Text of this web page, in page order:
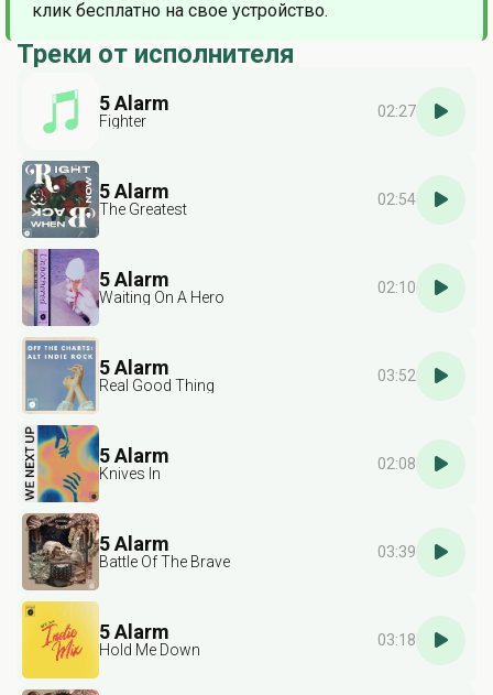
клик бесплатно на свое устройство.
Треки от исполнителя
5 Alarm
Fighter
02:27
5 Alarm
The Greatest
02:54
5 Alarm
Waiting On A Hero
02:10
5 Alarm
Real Good Thing
03:52
5 Alarm
Knives In
02:08
5 Alarm
Battle Of The Brave
03:39
5 Alarm
Hold Me Down
03:18